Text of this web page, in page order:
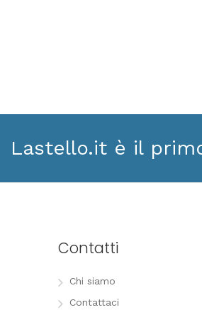
Lastello.it è il
Contatti
Chi siamo
Contattaci